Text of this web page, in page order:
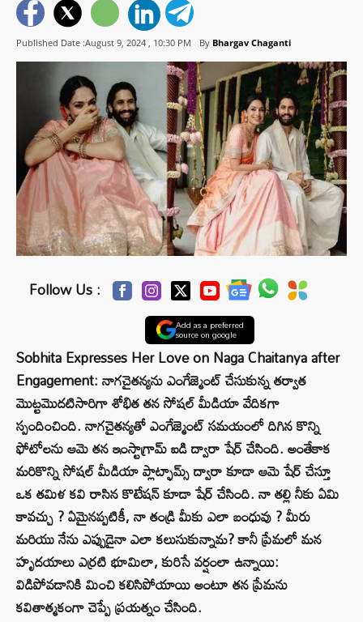
Published Date :August 9, 2024 , 10:30 PM By Bhargav Chaganti
Follow Us :
Add as a preferred
source on google
Sobhita Expresses Her Love on Naga Chaitanya after
Engagement: నాగచైతన్యను ఎంగేజ్మెంట్ చేసుకున్న తర్వాత
మొట్టమొదటిసారిగా శోభిత తన సోషల్ మీడియా వేదికగా
స్పందించింది. నాగచైతన్యతో ఎంగేజ్మెంట్ సమయంలో దిగిన కొన్ని
ఫోటోలను ఆమె తన ఇంస్టాగ్రామ్ ఐడి ద్వారా షేర్ చేసింది. అంతేకాక
మరికొన్ని సోషల్ మీడియా ప్లాట్ఫామ్స్ ద్వారా కూడా ఆమె షేర్ చేస్తూ
ఒక తమిళ కవి రాసిన కొటేషన్ కూడా షేర్ చేసింది. నా తల్లి నీకు ఏమి
కావచ్చు ? ఏమైనప్పటికీ, నా తండ్రి మీకు ఎలా బంధువు ? మీరు
మరియు నేను ఎప్పుడైనా ఎలా కలుసుకున్నామ? కానీ ప్రేమలో మన
హృదయాలు ఎర్రటి భూమిలా, కురిసే వర్షంలా ఉన్నాయి:
విడిపోవడానికి మించి కలిసిపోయాయి అంటూ తన ప్రేమను
కవితాత్మకంగా చెప్పే ప్రయత్నం చేసింది.